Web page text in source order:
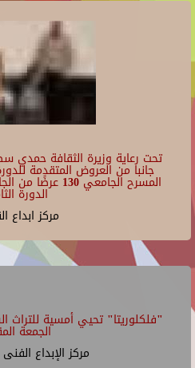
تحت رعاية وزيرة الثقافة
جانبا من العروض المتقدمة
المسرح الجامعي
الدورة
مركز ابداع
"فلكلوريتا" تحيي أمسية للتراث
الجمعة
مركز الإبداع